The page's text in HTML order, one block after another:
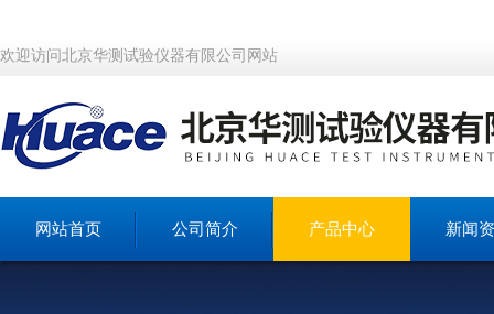
欢迎访问北京华测试验仪器有限公司网站
网站首页 公司简介 产品中心 新闻